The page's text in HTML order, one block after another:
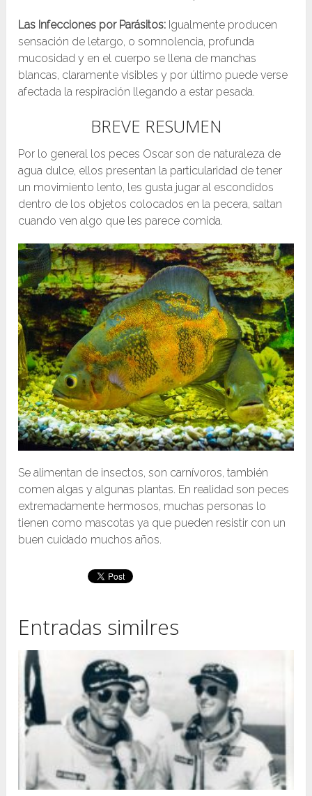
Las Infecciones por Parásitos: Igualmente producen
sensación de letargo, o somnolencia, profunda
mucosidad y en el cuerpo se llena de manchas
blancas, claramente visibles y por último puede verse
afectada la respiración llegando a estar pesada.
BREVE RESUMEN
Por lo general los peces Oscar son de naturaleza de
agua dulce, ellos presentan la particularidad de tener
un movimiento lento, les gusta jugar al escondidos
dentro de los objetos colocados en la pecera, saltan
cuando ven algo que les parece comida.
Se alimentan de insectos, son carnívoros, también
comen algas y algunas plantas. En realidad son peces
extremadamente hermosos, muchas personas lo
tienen como mascotas ya que pueden resistir con un
buen cuidado muchos años.
Entradas similres